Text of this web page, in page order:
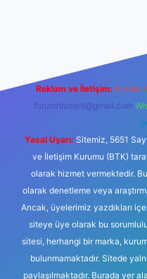
Reklam ve İletişim: E-mail:
forumhizmeti@gmail.com
Yasal Uyarı: Sitemiz, 5651
ve İletişim Kurumu (BTK)
olarak hizmet vermektedir.
olarak denetleme veya
Ancak, üyelerimiz yazdıkları
siteye üye olarak bu
sitesi, herhangi bir marka,
bulunmamaktadır. Sitede
paylaşılmaktadır. Burada yer